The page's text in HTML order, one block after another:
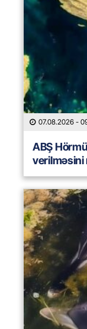
07.08.2026 -
ABŞ
verilməsini